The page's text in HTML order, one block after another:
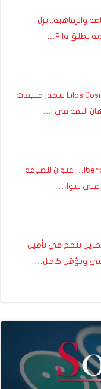
والرفاهية.. نزل
بعد عامين من إطلاقها.. Lilas Cosmetics تتصدر مبيعات
الثقة في ا…
فندق Iberostar Royal El Mansour… عنوان للضيافة
على شوا…
تنجح في تأمين